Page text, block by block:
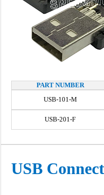
PART NUMBER
USB-101-M
USB-201-F
USB